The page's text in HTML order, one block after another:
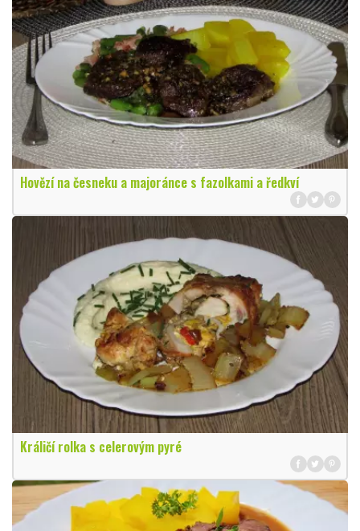
Hovězí na česneku a majoránce s fazolkami a ředkví
Králičí rolka s celerovým pyré